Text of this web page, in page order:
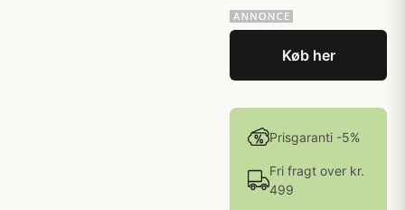
Køb her
Prisgaranti -5%
Fri fragt over kr.
499